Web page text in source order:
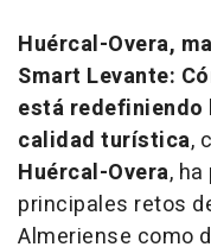
Huércal-Overa,
Smart Levante:
está
calidad turística,
Huércal-Overa,
principales retos
Almeriense como